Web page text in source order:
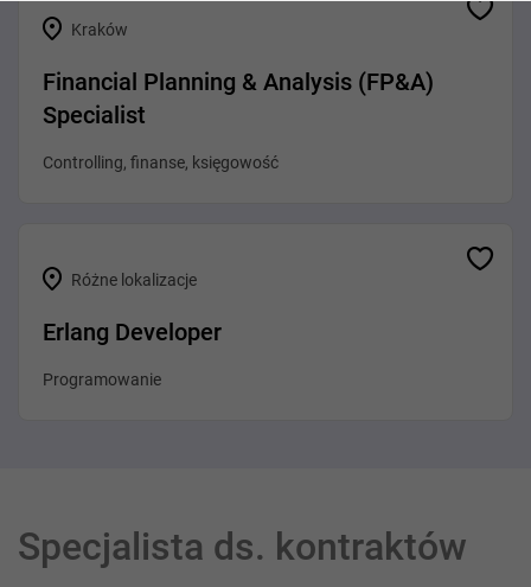
Kraków
Financial Planning & Analysis (FP&A)
Specialist
Controlling, finanse, księgowość
Różne lokalizacje
Erlang Developer
Programowanie
Specjalista ds. kontraktów